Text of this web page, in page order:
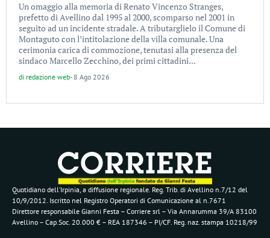
Un omaggio alla memoria di Renato Vincenzo Stranges,
prefetto di Avellino dal 1995 al 2000, scomparso nel 2001 in
seguito ad un incidente stradale. A tributarglielo il Comune di
Montaguto con l’intitolazione della villa comunale. Una
cerimonia carica di commozione, tenutasi alla presenza del
sindaco Marcello Zecchino, dei primi cittadini...
di redazione web- 8 Ago 2026
Quotidiano dell’Irpinia, a diffusione regionale. Reg. Trib. di Avellino n.7/12 del
10/9/2012. Iscritto nel Registro Operatori di Comunicazione al n.7671
Direttore responsabile Gianni Festa – Corriere srl – Via Annarumma 39/A 83100
Avellino – Cap.Soc. 20.000 € – REA 187346 – PI/CF. Reg. naz. stampa 10218/99